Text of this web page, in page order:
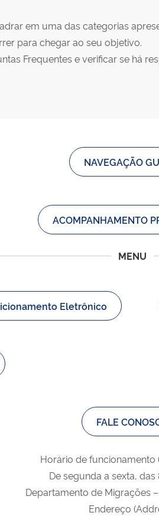
em uma das categorias
para chegar ao seu objetivo.
Frequentes e verificar se há
NAVEGAÇÃO
ACOMPANHAMENTO
MENU
Eletrônico
FALE
Horário de funcionamento
De segunda a sexta, das
Departamento de Migrações
Endereço